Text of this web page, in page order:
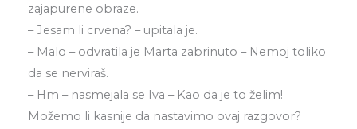
zajapurene obraze.
– Jesam li crvena? – upitala je.
– Malo – odvratila je Marta zabrinuto – Nemoj toliko
da se nerviraš.
– Hm – nasmejala se Iva – Kao da je to želim!
Možemo li kasnije da nastavimo ovaj razgovor?